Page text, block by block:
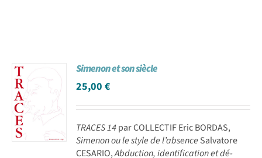
Simenon et son siècle
25,00€
TRACES 14par COLLECTIF Eric BORDAS,
Simenon ou le style de l’absence Salvatore
CESARIO,Abduction, identification et dé-